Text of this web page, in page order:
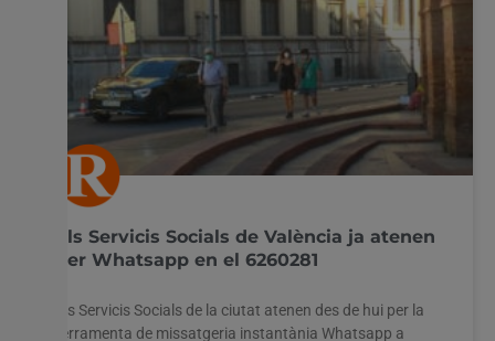
Els Servicis Socials de València ja atenen
per Whatsapp en el 6260281
Els Servicis Socials de la ciutat atenen des de hui per la
ferramenta de missatgeria instantània Whatsapp a